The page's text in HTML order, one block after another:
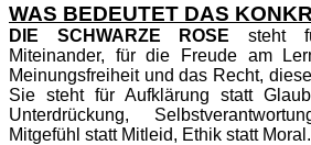
WAS BEDEUTET DAS
DIE SCHWARZE ROSE steht
Miteinander, für die Freude am
Meinungsfreiheit und das Recht,
Sie steht für Aufklärung statt
Unterdrückung,
Mitgefühl statt Mitleid, Ethik statt Moral.